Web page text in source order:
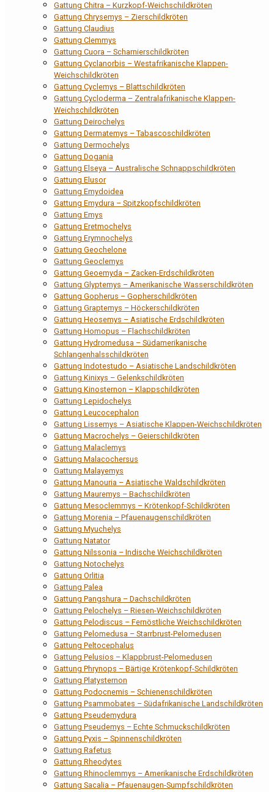
Gattung Chitra – Kurzkopf-Weichschildkröten
Gattung Chrysemys – Zierschildkröten
Gattung Claudius
Gattung Clemmys
Gattung Cuora – Scharnierschildkröten
Gattung Cyclanorbis – Westafrikanische Klappen-
Weichschildkröten
Gattung Cyclemys – Blattschildkröten
Gattung Cycloderma – Zentralafrikanische Klappen-
Weichschildkröten
Gattung Deirochelys
Gattung Dermatemys – Tabascoschildkröten
Gattung Dermochelys
Gattung Dogania
Gattung Elseya – Australische Schnappschildkröten
Gattung Elusor
Gattung Emydoidea
Gattung Emydura – Spitzkopfschildkröten
Gattung Emys
Gattung Eretmochelys
Gattung Erymnochelys
Gattung Geochelone
Gattung Geoclemys
Gattung Geoemyda – Zacken-Erdschildkröten
Gattung Glyptemys – Amerikanische Wasserschildkröten
Gattung Gopherus – Gopherschildkröten
Gattung Graptemys – Höckerschildkröten
Gattung Heosemys – Asiatische Erdschildkröten
Gattung Homopus – Flachschildkröten
Gattung Hydromedusa – Südamerikanische
Schlangenhalsschildkröten
Gattung Indotestudo – Asiatische Landschildkröten
Gattung Kinixys – Gelenkschildkröten
Gattung Kinosternon – Klappschildkröten
Gattung Lepidochelys
Gattung Leucocephalon
Gattung Lissemys – Asiatische Klappen-Weichschildkröten
Gattung Macrochelys – Geierschildkröten
Gattung Malaclemys
Gattung Malacochersus
Gattung Malayemys
Gattung Manouria – Asiatische Waldschildkröten
Gattung Mauremys – Bachschildkröten
Gattung Mesoclemmys – Krötenkopf-Schildkröten
Gattung Morenia – Pfauenaugenschildkröten
Gattung Myuchelys
Gattung Natator
Gattung Nilssonia – Indische Weichschildkröten
Gattung Notochelys
Gattung Orlitia
Gattung Palea
Gattung Pangshura – Dachschildkröten
Gattung Pelochelys – Riesen-Weichschildkröten
Gattung Pelodiscus – Fernöstliche Weichschildkröten
Gattung Pelomedusa – Starrbrust-Pelomedusen
Gattung Peltocephalus
Gattung Pelusios – Klappbrust-Pelomedusen
Gattung Phrynops – Bärtige Krötenkopf-Schildkröten
Gattung Platysternon
Gattung Podocnemis – Schienenschildkröten
Gattung Psammobates – Südafrikanische Landschildkröten
Gattung Pseudemydura
Gattung Pseudemys – Echte Schmuckschildkröten
Gattung Pyxis – Spinnenschildkröten
Gattung Rafetus
Gattung Rheodytes
Gattung Rhinoclemmys – Amerikanische Erdschildkröten
Gattung Sacalia – Pfauenaugen-Sumpfschildkröten